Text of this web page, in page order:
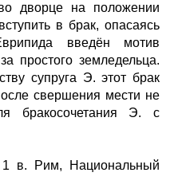
дворце на положении
в брак, опасаясь
введён мотив
простого земледельца.
супруга Э. этот брак
свершения мести не
бракосочетания Э. с
в. Рим, Национальный